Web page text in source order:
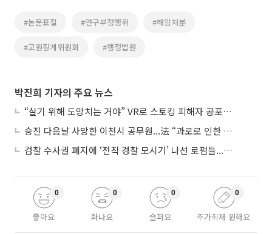
#논문표절 #연구부정행위 #해임처분
#교원징계위원회 #행정법원
박진희 기자의 주요 뉴스
“살기 위해 도망치는 거야” VR로 스토킹 피해자 공포 마주한 수형자들
승진 다음날 사망한 이천시 공무원...法 “과로로 인한 순직”
검찰 수사권 폐지에 ‘전직 경찰 모시기’ 나선 로펌들...“경찰수사 대응 강화”
좋아요
0
화나요
0
슬퍼요
0
추가취재 원해요
0